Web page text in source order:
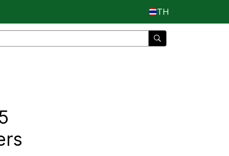
TH